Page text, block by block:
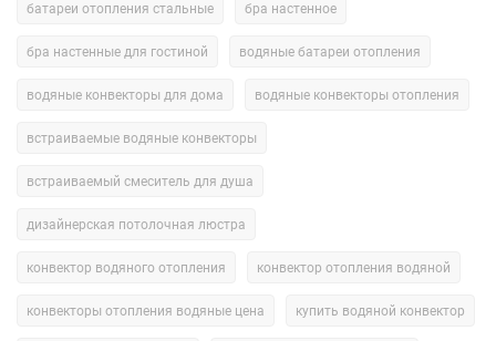
батареи отопления стальные бра настенное
бра настенные для гостиной водяные батареи отопления
водяные конвекторы для дома водяные конвекторы отопления
встраиваемые водяные конвекторы
встраиваемый смеситель для душа
дизайнерская потолочная люстра
конвектор водяного отопления конвектор отопления водяной
конвекторы отопления водяные цена купить водяной конвектор